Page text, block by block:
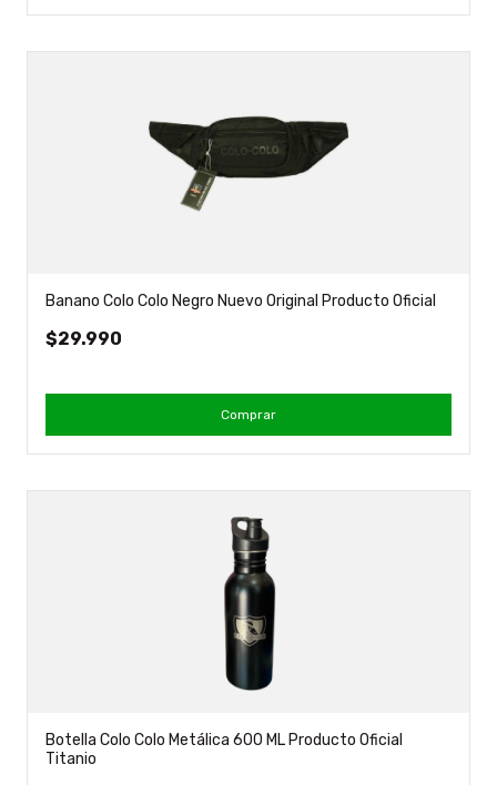
Banano Colo Colo Negro Nuevo Original Producto Oficial
$29.990
Comprar
Botella Colo Colo Metálica 600 ML Producto Oficial
Titanio